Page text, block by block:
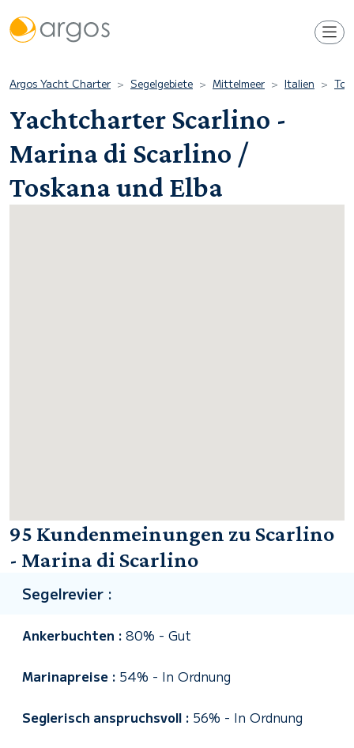
Argos Yacht Charter Segelgebiete Mittelmeer Italien
Yachtcharter Scarlino -
Marina di Scarlino /
Toskana und Elba
95 Kundenmeinungen zu Scarlino
- Marina di Scarlino
Segelrevier :
Ankerbuchten : 80% - Gut
Marinapreise : 54% - In Ordnung
Seglerisch anspruchsvoll : 56% - In Ordnung